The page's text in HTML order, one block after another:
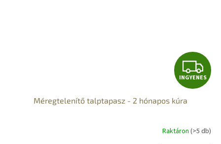
I
N
Y
INGYENES
Méregtelenítő talptapasz - 2 hónapos kúra
Raktáron (>5 db)